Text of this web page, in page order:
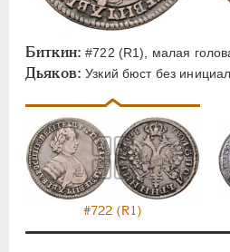
Биткин: #722 (R1), малая
Дьяков: Узкий бюст без
#722 (R1)